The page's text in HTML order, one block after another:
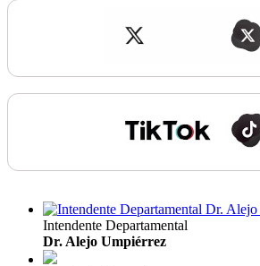
Intendente Departamental
Dr. Alejo Umpiérrez